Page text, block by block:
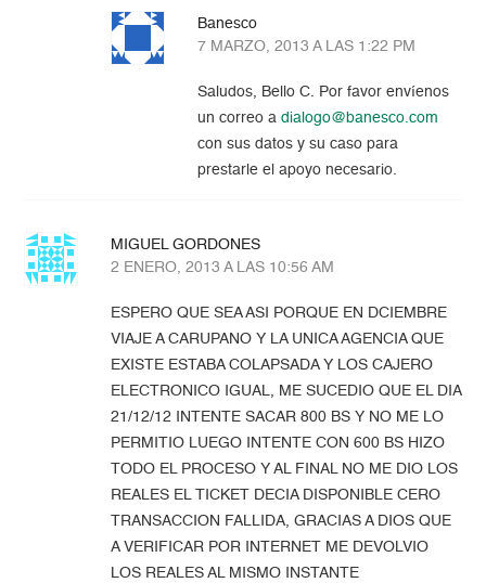
Banesco
7 MARZO, 2013 A LAS 1:22 PM
Saludos, Bello C. Por favor envíenos
un correo adialogo@banesco.com
con sus datos y su caso para
prestarle el apoyo necesario.
MIGUEL GORDONES
2 ENERO, 2013 A LAS 10:56 AM
ESPERO QUE SEA ASI PORQUE EN DCIEMBRE
VIAJE A CARUPANO Y LA UNICA AGENCIA QUE
EXISTE ESTABA COLAPSADA Y LOS CAJERO
ELECTRONICO IGUAL, ME SUCEDIO QUE EL DIA
21/12/12 INTENTE SACAR 800 BS Y NO ME LO
PERMITIO LUEGO INTENTE CON 600 BS HIZO
TODO EL PROCESO Y AL FINAL NO ME DIO LOS
REALES EL TICKET DECIA DISPONIBLE CERO
TRANSACCION FALLIDA, GRACIAS A DIOS QUE
A VERIFICAR POR INTERNET ME DEVOLVIO
LOS REALES AL MISMO INSTANTE